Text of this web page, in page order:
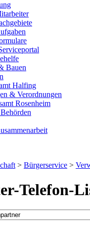
Bauen
Halfing
& Verordnungen
Rosenheim
> Bürgerservice >
Telefon-